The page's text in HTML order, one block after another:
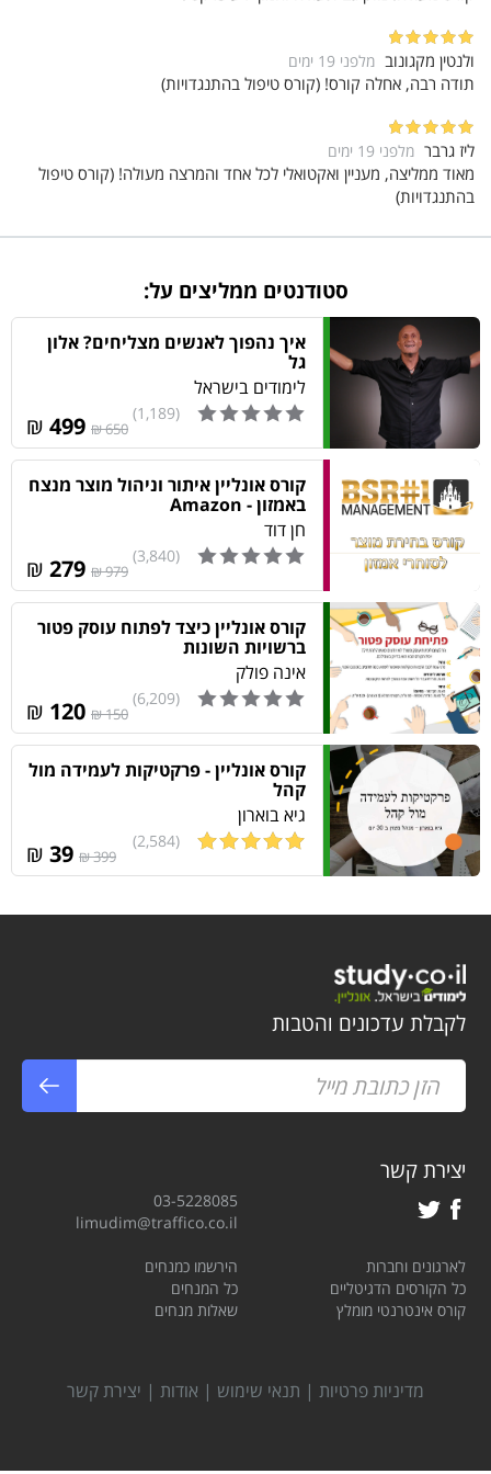
טיפול בהתנגדות "אני כבר מוצף בידע / בעובדים"
15
יישום
2:26
16
1:46
17 עקרון ההשרייה
2:19
התנגדויות שקריות
3:13
1:22
ולנטין מקגונוב מלפני 19 ימים
תודה רבה, אחלה קורס! (קורס טיפול בהתנגדויות)
ליז גרבר מלפני 19 ימים
מאוד ממליצה, מעניין ואקטואלי לכל אחד והמרצה מעולה! (קורס טיפול
בהתנגדויות)
סטודנטים ממליצים על:
איך נהפוך לאנשים מצליחים? אלון
גל
לימודים בישראל
(1,189)
650 ₪
₪
קורס אונליין איתור וניהול מוצר מנצח
באמזון - Amazon
חן דוד
(3,840)
979 ₪
₪
קורס אונליין כיצד לפתוח עוסק פטור
ברשויות השונות
אינה פולק
(6,209)
150 ₪
₪
קורס אונליין - פרקטיקות לעמידה מול
קהל
גיא בוארון
(2,584)
399 ₪
₪
לקבלת עדכונים והטבות
יצירת קשר
03-5228085
limudim@traffico.co.il
לארגונים וחברות
כל הקורסים הדגיטליים
קורס אינטרנטי מומלץ
הירשמו כמנחים
כל המנחים
שאלות מנחים
מדיניות פרטיות | תנאי שימוש | אודות | יצירת קשר